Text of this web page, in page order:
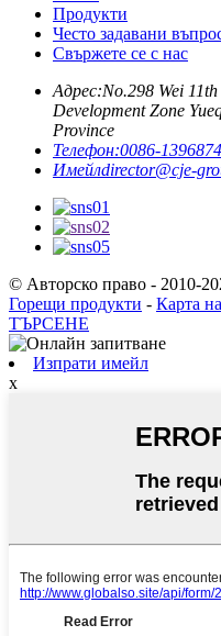
Продукти
Често задавани
Свържете се с нас
Адрес:No.298 Wei
Development Zone
Province
Телефон:0086-
Имейлdirector@cje-
© Авторско право - 2010-
Горещи продукти - Карта
ТЪРСЕНЕ
Изпрати имейл
x